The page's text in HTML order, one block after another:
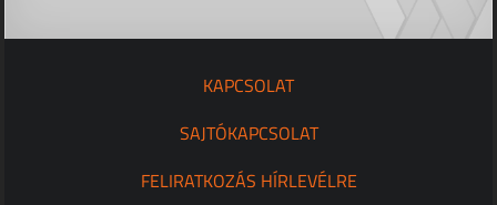
KAPCSOLAT
SAJTÓKAPCSOLAT
FELIRATKOZÁS HÍRLEVÉLRE